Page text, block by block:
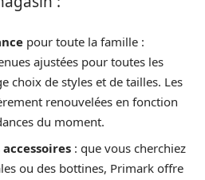
pour toute la famille :
ajustées pour toutes les
choix de styles et de tailles. Les
renouvelées en fonction
du moment.
: que vous cherchiez
ou des bottines, Primark offre